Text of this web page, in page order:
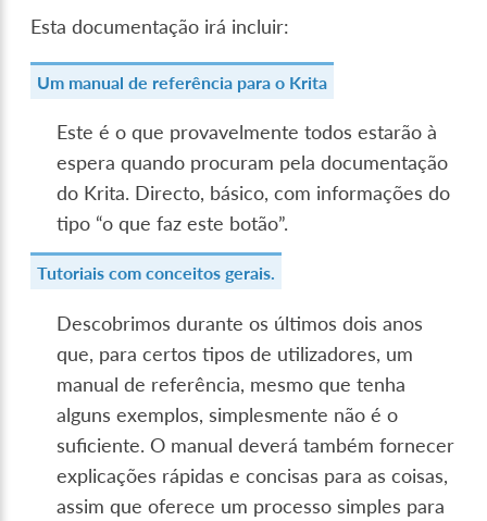
Esta documentação irá incluir:
Um manual de referência para o Krita
Este é o que provavelmente todos estarão à
espera quando procuram pela documentação
do Krita. Directo, básico, com informações do
tipo “o que faz este botão”.
Tutoriais com conceitos gerais.
Descobrimos durante os últimos dois anos
que, para certos tipos de utilizadores, um
manual de referência, mesmo que tenha
alguns exemplos, simplesmente não é o
suficiente. O manual deverá também fornecer
explicações rápidas e concisas para as coisas,
assim que oferece um processo simples para